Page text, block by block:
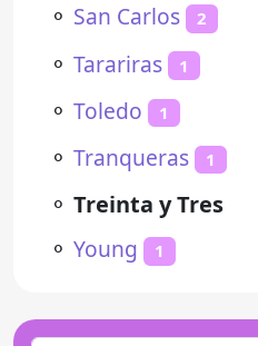
⚬ San Carlos 2
⚬ Tarariras 1
⚬ Toledo 1
⚬ Tranqueras 1
⚬ Treinta y Tres
⚬ Young 1